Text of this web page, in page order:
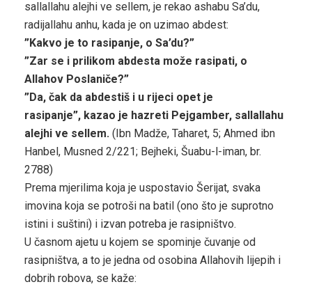
sallallahu alejhi ve sellem, je rekao ashabu Sa’du,
radijallahu anhu, kada je on uzimao abdest:
”Kakvo je to rasipanje, o Sa’du?”
”Zar se i prilikom abdesta može rasipati, o
Allahov Poslaniče?”
”Da, čak da abdestiš i u rijeci opet je
rasipanje”, kazao je hazreti Pejgamber, sallallahu
alejhi ve sellem. (Ibn Madže, Taharet, 5; Ahmed ibn
Hanbel, Musned 2/221; Bejheki, Šuabu-l-iman, br.
2788)
Prema mjerilima koja je uspostavio Šerijat, svaka
imovina koja se potroši na batil (ono što je suprotno
istini i suštini) i izvan potreba je rasipništvo.
U časnom ajetu u kojem se spominje čuvanje od
rasipništva, a to je jedna od osobina Allahovih lijepih i
dobrih robova, se kaže: